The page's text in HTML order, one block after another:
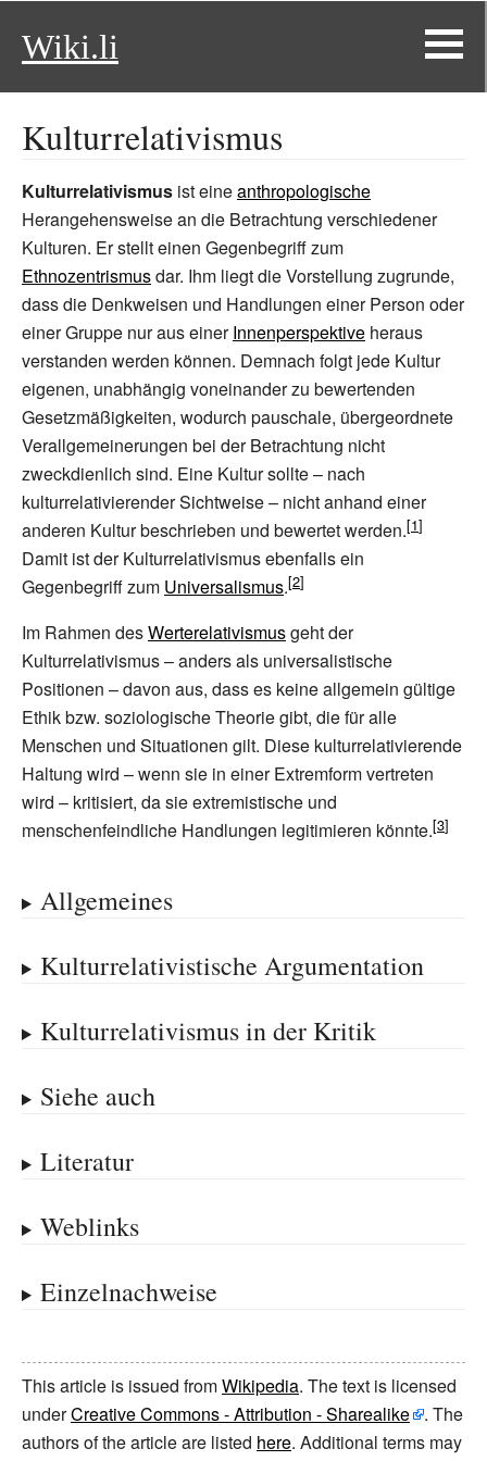
Wiki.li
Kulturrelativismus
Kulturrelativismus ist eineanthropologische
Herangehensweise an die Betrachtung verschiedener
Kulturen. Er stellt einen Gegenbegriff zum
Ethnozentrismusdar. Ihm liegt die Vorstellung zugrunde,
dass die Denkweisen und Handlungen einer Person oder
einer Gruppe nur aus einerInnenperspektive heraus
verstanden werden können. Demnach folgt jede Kultur
eigenen, unabhängig voneinander zu bewertenden
Gesetzmäßigkeiten, wodurch pauschale, übergeordnete
Verallgemeinerungen bei der Betrachtung nicht
zweckdienlich sind. Eine Kultur sollte – nach
kulturrelativierender Sichtweise – nicht anhand einer
anderen Kultur beschrieben und bewertet werden.
Damit ist der Kulturrelativismus ebenfalls ein
Gegenbegriff zum Universalismus.
Im Rahmen desWerterelativismusgeht der
Kulturrelativismus – anders als universalistische
Positionen – davon aus, dass es keine allgemein gültige
Ethik bzw. soziologische Theorie gibt, die für alle
Menschen und Situationen gilt. Diese kulturrelativierende
Haltung wird – wenn sie in einer Extremform vertreten
wird – kritisiert, da sie extremistische und
menschenfeindliche Handlungen legitimieren könnte.
Allgemeines
Kulturrelativistische Argumentation
Kulturrelativismus in der Kritik
Siehe auch
Literatur
Weblinks
Einzelnachweise
This article is issued fromWikipedia. The text is licensed
underCreative Commons - Attribution - Sharealike
. The
authors of the article are listed here. Additional terms may